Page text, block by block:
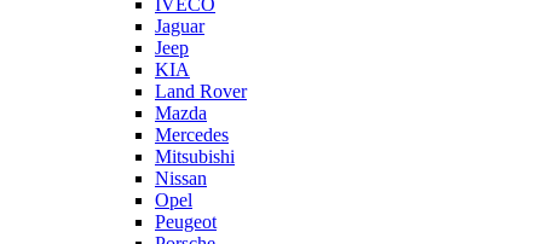
IVECO
Jaguar
Jeep
KIA
Land Rover
Mazda
Mercedes
Mitsubishi
Nissan
Opel
Peugeot